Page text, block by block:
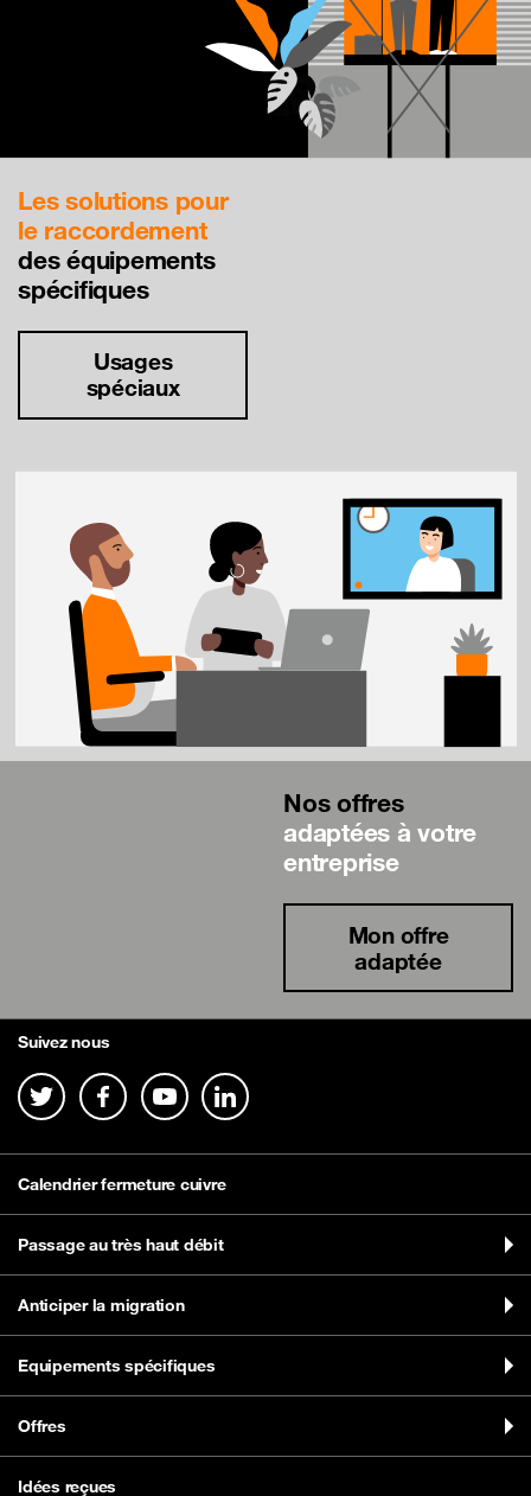
Les solutions pour
le raccordement
des équipements
spécifiques
Usages
spéciaux
Nos offres
adaptées à votre
entreprise
Mon offre
adaptée
Suivez nous
Calendrier fermeture cuivre
Passage au très haut débit
Anticiper la migration
Equipements spécifiques
Offres
Idées reçues